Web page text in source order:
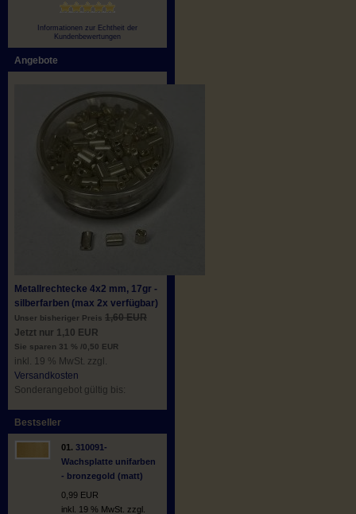
Informationen zur Echtheit der
Kundenbewertungen
Angebote
Metallrechtecke 4x2 mm, 17gr -
silberfarben (max 2x verfügbar)
Unser bisheriger Preis 1,60 EUR
Jetzt nur 1,10 EUR
Sie sparen 31 % /0,50 EUR
inkl. 19 % MwSt. zzgl.
Versandkosten
Sonderangebot gültig bis:
Bestseller
01. 310091-
Wachsplatte unifarben
- bronzegold (matt)
0,99 EUR
inkl. 19 % MwSt. zzgl.